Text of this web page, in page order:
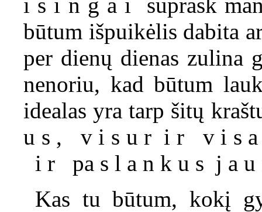
būtum išpuikėlis dabita
per dienų dienas zulina
nenoriu, kad būtum
idealas yra tarp šitų
u s , v i s u r i r v i s a
i r pa s l a n k u s j a u
Kas tu būtum, kokį